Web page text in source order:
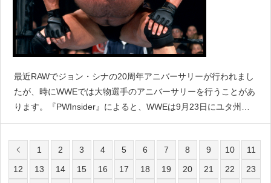
最近RAWでジョン・シナの20周年アニバーサリーが行われまし
たが、時にWWEでは大物選手のアニバーサリーを行うことがあ
ります。『PWInsider』によると、WWEは9月23日にユタ州ソ
ルトレイクシティでSmack Downの収録を予定しており、そこ
1
2 3 4 5 6 7 8 9 10
11
12
13 14 15 16 17 18 19 20 21 22
23